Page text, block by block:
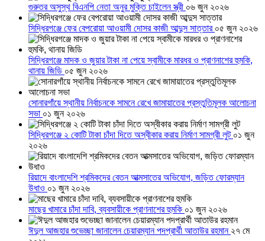
গুরুতর অসুস্থ বিএনপি নেতা অনুর মুক্তি চাইলেন স্ত্রী ০৬ জুন ২০২৬
সিদ্ধিরগঞ্জে ফের বেপরোয়া আওয়ামী দোসর কাজী আব্দুস সাত্তার ০৫ জুন ২০২৬
সিদ্ধিরগঞ্জে মাদক ও জুয়ার টাকা না পেয়ে স্বামীকে মারধর ও প্রাণনাশের হুমকি,
থানায় জিডি ০৫ জুন ২০২৬
সোনারগাঁয়ে স্থানীয় নির্বাচনকে সামনে রেখে জামায়াতের প্রস্তুতিমূলক আলোচনা
সভা ০১ জুন ২০২৬
সিদ্ধিরগঞ্জে ২ কোটি টাকা চাঁদা দিতে অস্বীকার করায় নির্মাণ সামগ্রী লুট ০১ জুন
২০২৬
রিয়াদে বাংলাদেশি শ্রমিকদের বেতন আত্মসাতের অভিযোগ, জড়িত ফোরম্যান
উধাও ০১ জুন ২০২৬
মাছের খামারে চাঁদা দাবি, ব্যবসায়ীকে প্রাণনাশের হুমকি ০১ জুন ২০২৬
ঈদুল আজহার শুভেচ্ছা জানালেন চেয়ারম্যান পদপ্রার্থী আতাউর রহমান ২৭ মে